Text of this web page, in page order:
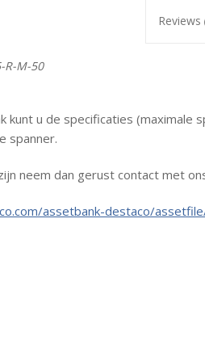
Reviews
R-M-50
kunt u de specificaties (maximale
spanner.
neem dan gerust contact met
assetbank-destaco/